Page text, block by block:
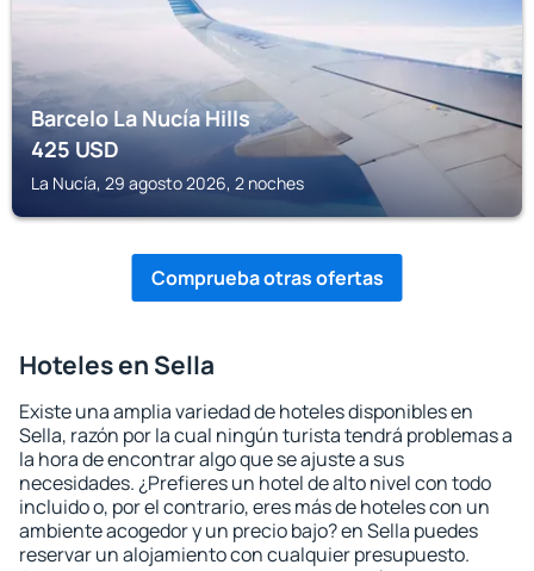
Barcelo La Nucía Hills
425USD
La Nucía, 29 agosto 2026, 2 noches
Comprueba otras ofertas
Hoteles en Sella
Existe una amplia variedad de hoteles disponibles en
Sella, razón por la cual ningún turista tendrá problemas a
la hora de encontrar algo que se ajuste a sus
necesidades. ¿Prefieres un hotel de alto nivel con todo
incluido o, por el contrario, eres más de hoteles con un
ambiente acogedor y un precio bajo? en Sella puedes
reservar un alojamiento con cualquier presupuesto.